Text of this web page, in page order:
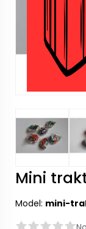
Mini
Model: mini-